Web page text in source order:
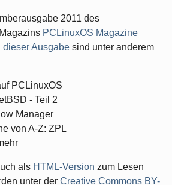
2011 des
PCLinuxOS Magazine
dieser Ausgabe sind unter anderem
PCLinuxOS
- Teil 2
Manager
von A-Z: ZPL
als HTML-Version zum Lesen
unter der Creative Commons BY-